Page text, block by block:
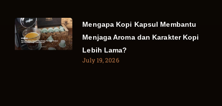
Mengapa Kopi Kapsul Membantu
Menjaga Aroma dan Karakter Kopi
Lebih Lama?
July 19, 2026